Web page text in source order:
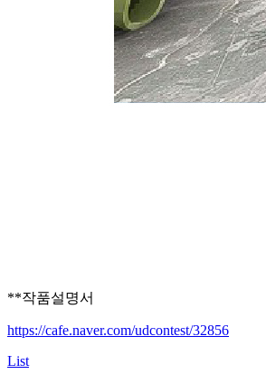
**작품설명서
https://cafe.naver.com/udcontest/32856
List